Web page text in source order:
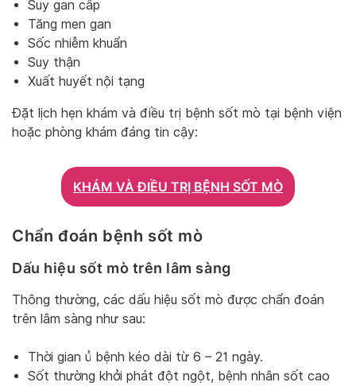
Suy gan cấp
Tăng men gan
Sốc nhiễm khuẩn
Suy thận
Xuất huyết nội tạng
Đặt lịch hẹn khám và điều trị bệnh sốt mò tại bệnh viện
hoặc phòng khám đáng tin cậy:
KHÁM VÀ ĐIỀU TRỊ BỆNH SỐT MÒ
Chẩn đoán bệnh sốt mò
Dấu hiệu sốt mò trên lâm sàng
Thông thường, các dấu hiệu sốt mò được chẩn đoán
trên lâm sàng như sau:
Thời gian ủ bệnh kéo dài từ 6 – 21 ngày.
Sốt thường khởi phát đột ngột, bệnh nhân sốt cao